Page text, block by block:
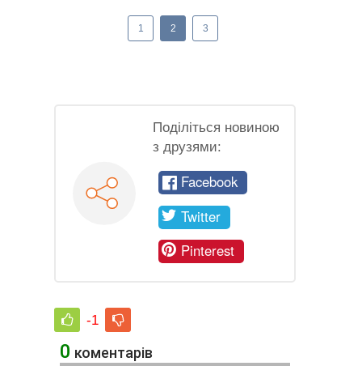
1 2 3
Поділіться новиною
з друзями:
Facebook
Twitter
Pinterest
-1
0 коментарів